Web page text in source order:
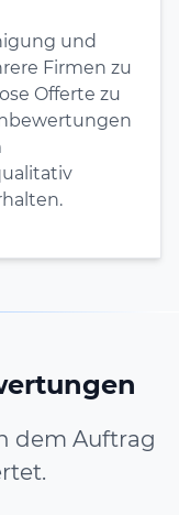
und
Firmen zu
Offerte zu
dem Auftrag